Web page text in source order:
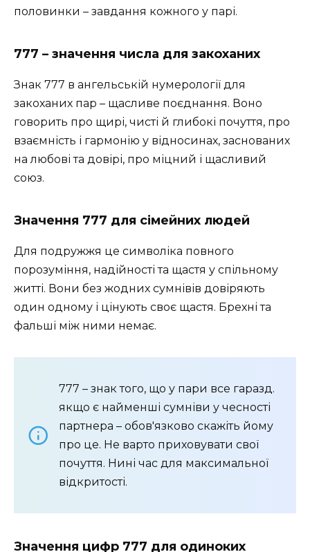
половинки – завдання кожного у парі.
777 – значення числа для закоханих
Знак 777 в ангельській нумерології для
закоханих пар – щасливе поєднання. Воно
говорить про щирі, чисті й глибокі почуття, про
взаємність і гармонію у відносинах, заснованих
на любові та довірі, про міцний і щасливий
союз.
Значення 777 для сімейних людей
Для подружжя це символіка повного
порозуміння, надійності та щастя у спільному
житті. Вони без жодних сумнівів довіряють
один одному і цінують своє щастя. Брехні та
фальші між ними немає.
777 – знак того, що у пари все гаразд.
якщо є найменші сумніви у чесності
партнера – обов'язково скажіть йому
про це. Не варто приховувати свої
почуття. Нині час для максимальної
відкритості.
Значення цифр 777 для одиноких